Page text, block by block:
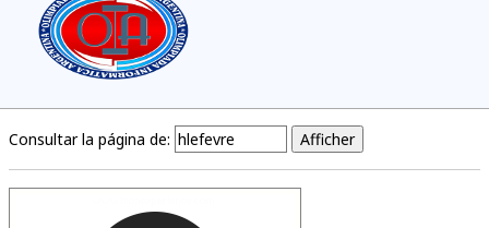
Consultar la página de: